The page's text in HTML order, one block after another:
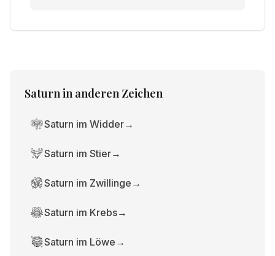
Saturnin anderen Zeichen
Saturn im Widder→
Saturn im Stier→
Saturn im Zwillinge →
Saturn im Krebs→
Saturn im Löwe →